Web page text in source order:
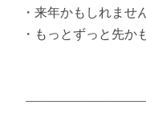
・来年かもしれませ
・もっとずっと先か